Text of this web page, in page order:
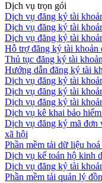
Dịch vụ trọn gói
Dịch vụ đăng ký tài
Dịch vụ đăng ký tài
Dịch vụ đăng ký tài
Hỗ trợ đăng ký tài khoản
Thủ tục đăng ký tài
Hướng dẫn đăng ký tài
Dịch vụ đăng ký tài
Dịch vụ đăng ký tài
Dịch vụ đăng ký tài
Dịch vụ kê khai bảo
Dịch vụ đăng ký mã đơn
xã hội
Phần mềm tải dữ liệu
Dịch vụ kế toán hộ kinh
Dịch vụ đăng ký tài
Phần mềm tải quản lý